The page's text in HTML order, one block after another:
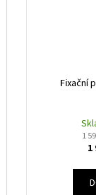
Fixační
1
1